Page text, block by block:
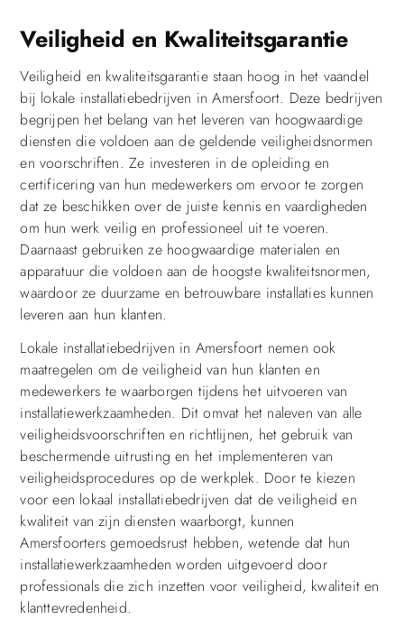
Veiligheid en Kwaliteitsgarantie
Veiligheid en kwaliteitsgarantie staan hoog in het vaandel
bij lokale installatiebedrijven in Amersfoort. Deze bedrijven
begrijpen het belang van het leveren van hoogwaardige
diensten die voldoen aan de geldende veiligheidsnormen
en voorschriften. Ze investeren in de opleiding en
certificering van hun medewerkers om ervoor te zorgen
dat ze beschikken over de juiste kennis en vaardigheden
om hun werk veilig en professioneel uit te voeren.
Daarnaast gebruiken ze hoogwaardige materialen en
apparatuur die voldoen aan de hoogste kwaliteitsnormen,
waardoor ze duurzame en betrouwbare installaties kunnen
leveren aan hun klanten.
Lokale installatiebedrijven in Amersfoort nemen ook
maatregelen om de veiligheid van hun klanten en
medewerkers te waarborgen tijdens het uitvoeren van
installatiewerkzaamheden. Dit omvat het naleven van alle
veiligheidsvoorschriften en richtlijnen, het gebruik van
beschermende uitrusting en het implementeren van
veiligheidsprocedures op de werkplek. Door te kiezen
voor een lokaal installatiebedrijven dat de veiligheid en
kwaliteit van zijn diensten waarborgt, kunnen
Amersfoorters gemoedsrust hebben, wetende dat hun
installatiewerkzaamheden worden uitgevoerd door
professionals die zich inzetten voor veiligheid, kwaliteit en
klanttevredenheid.